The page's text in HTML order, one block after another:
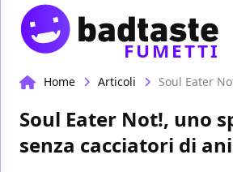
FUMETTI
Home Articoli
Soul Eater Not!, uno
senza cacciatori di